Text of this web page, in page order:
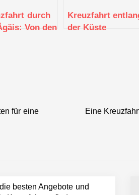
durch
Von den
Kreuzfahrt
der Küste
für eine
Eine
besten Angebote und